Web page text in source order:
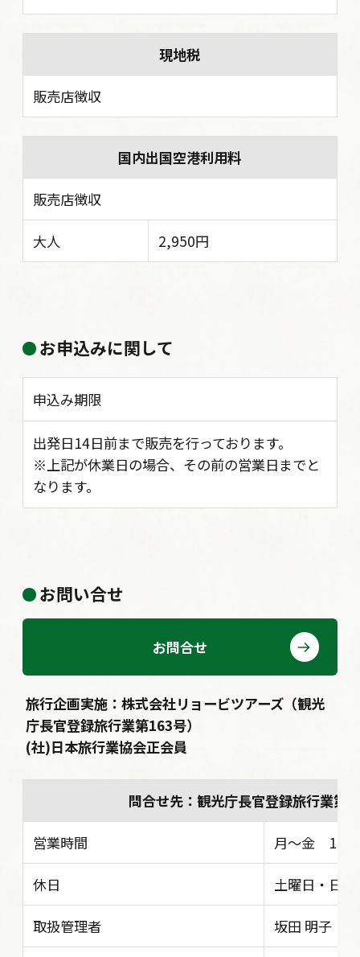
現地税
販売店徴収
国内出国空港利用料
販売店徴収
大人 2,950円
お申込みに関して
申込み期限
出発日14日前まで販売を行っております。
※上記が休業日の場合、その前の営業日までと
なります。
お問い合せ
お問合せ
旅行企画実施：株式会社リョービツアーズ（観光
庁長官登録旅行業第163号）
(社)日本旅行業協会正会員
問合せ先：観光庁長官登録旅行業
営業時間 月〜金
休日 土曜日・日
取扱管理者 坂田 明子